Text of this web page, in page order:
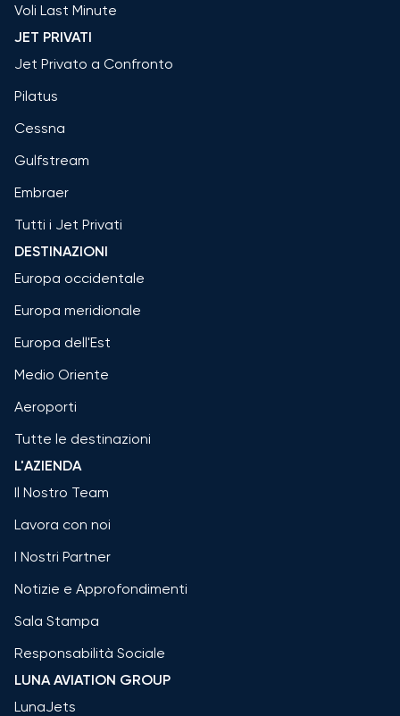
Voli Last Minute
JET PRIVATI
Jet Privato a Confronto
Pilatus
Cessna
Gulfstream
Embraer
Tutti i Jet Privati
DESTINAZIONI
Europa occidentale
Europa meridionale
Europa dell'Est
Medio Oriente
Aeroporti
Tutte le destinazioni
L'AZIENDA
Il Nostro Team
Lavora con noi
I Nostri Partner
Notizie e Approfondimenti
Sala Stampa
Responsabilità Sociale
LUNA AVIATION GROUP
LunaJets